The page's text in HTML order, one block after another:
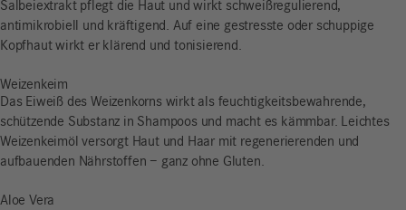
Salbeiextrakt pflegt die Haut und wirkt schweißregulierend,
antimikrobiell und kräftigend. Auf eine gestresste oder schuppige
Kopfhaut wirkt er klärend und tonisierend.
Weizenkeim
Das Eiweiß des Weizenkorns wirkt als feuchtigkeitsbewahrende,
schützende Substanz in Shampoos und macht es kämmbar. Leichtes
Weizenkeimöl versorgt Haut und Haar mit regenerierenden und
aufbauenden Nährstoffen – ganz ohne Gluten.
Aloe Vera